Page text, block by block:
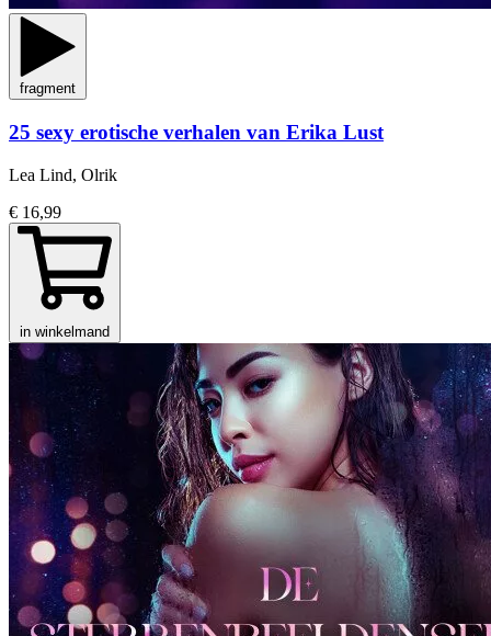
fragment
25 sexy erotische verhalen van Erika Lust
Lea Lind, Olrik
€ 16,99
in winkelmand